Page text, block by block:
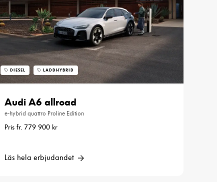
DIESEL LADDHYBRID
Audi A6 allroad
e-hybrid quattro Proline Edition
Pris fr. 779 900 kr
Läs hela erbjudandet